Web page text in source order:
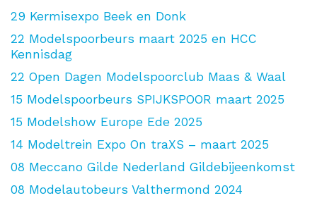
29 Kermisexpo Beek en Donk
22 Modelspoorbeurs maart 2025 en HCC
Kennisdag
22 Open Dagen Modelspoorclub Maas & Waal
15 Modelspoorbeurs SPIJKSPOOR maart 2025
15 Modelshow Europe Ede 2025
14 Modeltrein Expo On traXS – maart 2025
08 Meccano Gilde Nederland Gildebijeenkomst
08 Modelautobeurs Valthermond 2024